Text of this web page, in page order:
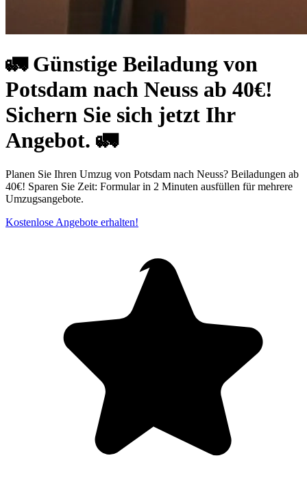
🚛 Günstige Beiladung von
Potsdam nach Neuss ab 40€!
Sichern Sie sich jetzt Ihr
Angebot. 🚛
Planen Sie Ihren Umzug von Potsdam nach Neuss? Beiladungen ab
40€! Sparen Sie Zeit: Formular in 2 Minuten ausfüllen für mehrere
Umzugsangebote.
Kostenlose Angebote erhalten!